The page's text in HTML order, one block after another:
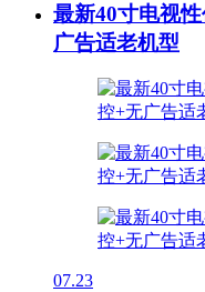
最新40寸电视
广告适老机型
07.23